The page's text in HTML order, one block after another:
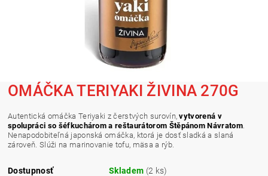
OMÁČKA TERIYAKI ŽIVINA 270G
Autentická omáčka Teriyaki z čerstvých surovín,vytvorená v
spolupráci so šéfkuchárom a reštaurátorom Štěpánom Návratom
Nenapodobiteľná japonská omáčka, ktorá je dosť sladká a slaná
zároveň. Slúži na marinovanie tofu, mäsa a rýb.
Dostupnosť Skladem (2 ks)